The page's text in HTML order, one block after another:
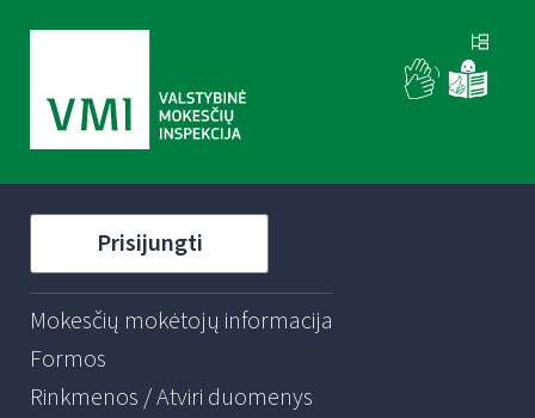
Prisijungti
Mokesčių mokėtojų informacija
Formos
Rinkmenos / Atviri duomenys